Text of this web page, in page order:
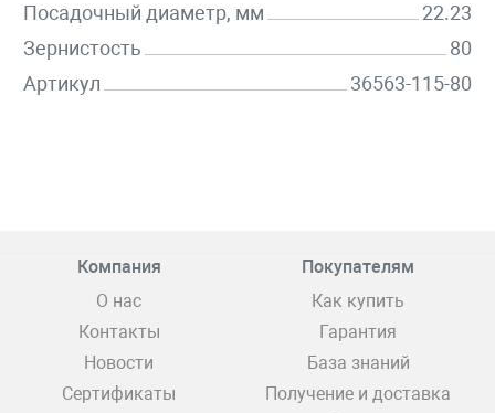
Посадочный диаметр, мм
22.23
Зернистость
80
Артикул
36563-115-80
Компания
О нас
Контакты
Новости
Сертификаты
Покупателям
Как купить
Гарантия
База знаний
Получение и доставка